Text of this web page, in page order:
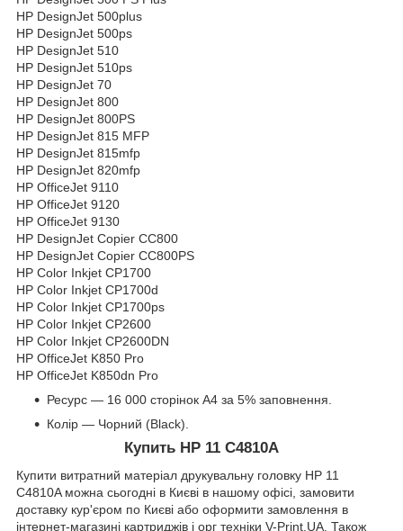
HP DesignJet 500plus
HP DesignJet 500ps
HP DesignJet 510
HP DesignJet 510ps
HP DesignJet 70
HP DesignJet 800
HP DesignJet 800PS
HP DesignJet 815 MFP
HP DesignJet 815mfp
HP DesignJet 820mfp
HP OfficeJet 9110
HP OfficeJet 9120
HP OfficeJet 9130
HP DesignJet Copier CC800
HP DesignJet Copier CC800PS
HP Color Inkjet CP1700
HP Color Inkjet CP1700d
HP Color Inkjet CP1700ps
HP Color Inkjet CP2600
HP Color Inkjet CP2600DN
HP OfficeJet K850 Pro
HP OfficeJet K850dn Pro
Ресурс — 16 000 сторінок А4 за 5% заповнення.
Колір — Чорний (Black).
Купить HP 11 C4810A
Купити витратний матеріал друкувальну головку HP 11
C4810A можна сьогодні в Києві в нашому офісі, замовити
доставку кур'єром по Києві або оформити замовлення в
інтернет-магазині картриджів і орг техніки V-Print.UA. Також